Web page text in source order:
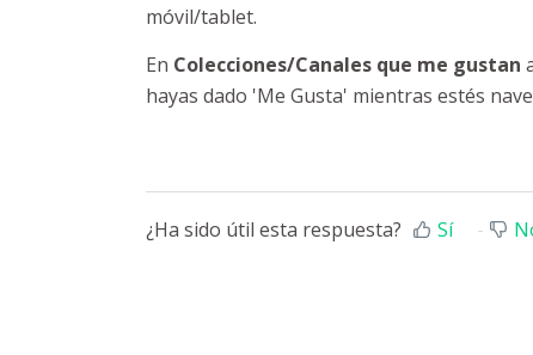
móvil/tablet.
En Colecciones/Canales que me gustan
hayas dado 'Me Gusta' mientras estés
¿Ha sido útil esta respuesta? Sí